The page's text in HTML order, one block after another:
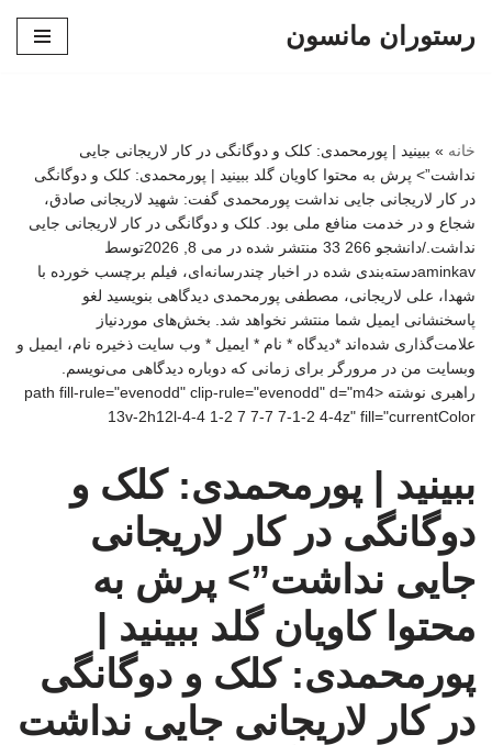
رستوران مانسون
خانه » ببینید | پورمحمدی: کلک و دوگانگی در کار لاریجانی جایی
نداشت”> پرش به محتوا کاویان گلد ببینید | پورمحمدی: کلک و دوگانگی
در کار لاریجانی جایی نداشت پورمحمدی گفت: شهید لاریجانی صادق،
شجاع و در خدمت منافع ملی بود. کلک و دوگانگی در کار لاریجانی جایی
نداشت./دانشجو 266 33 منتشر شده در می 8, 2026توسط
aminkavدسته‌بندی شده در اخبار چندرسانه‌ای، فیلم برچسب خورده با
شهدا، علی لاریجانی، مصطفی پورمحمدی دیدگاهی بنویسید لغو
پاسخنشانی ایمیل شما منتشر نخواهد شد. بخش‌های موردنیاز
علامت‌گذاری شده‌اند *دیدگاه * نام * ایمیل * وب‌ سایت ذخیره نام، ایمیل و
وبسایت من در مرورگر برای زمانی که دوباره دیدگاهی می‌نویسم.
راهبری نوشته <path fill-rule="evenodd" clip-rule="evenodd" d="m4
13v-2h12l-4-4 1-2 7 7-7 7-1-2 4-4z" fill="currentColor
ببینید | پورمحمدی: کلک و
دوگانگی در کار لاریجانی
جایی نداشت”> پرش به
محتوا کاویان گلد ببینید |
پورمحمدی: کلک و دوگانگی
در کار لاریجانی جایی نداشت